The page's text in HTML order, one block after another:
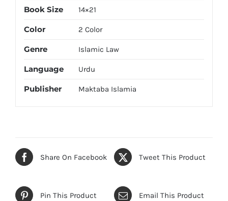
Book Size 14×21
Color 2 Color
Genre Islamic Law
Language Urdu
Publisher Maktaba Islamia
Share On Facebook Tweet This Product
Pin This Product Email This Product